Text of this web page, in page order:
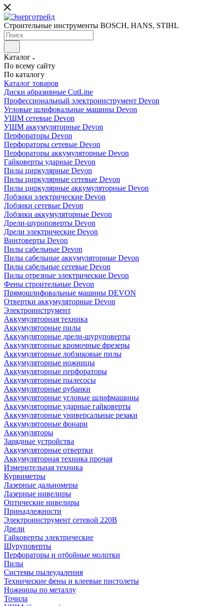
Строительные инструменты BOSCH, HANS, STIHL
Каталог
По всему сайту
По каталогу
Каталог товаров
Диски абразивные CutLine
Профессиональный электроинструмент Devon
Угловые шлифовальные машины Devon
УШМ сетевые Devon
УШМ аккумуляторные Devon
Перфораторы Devon
Перфораторы сетевые Devon
Перфораторы аккумуляторные Devon
Гайковерты ударные Devon
Пилы циркулярные Devon
Пилы циркулярные сетевые Devon
Пилы циркулярные аккумуляторные Devon
Лобзики электрические Devon
Лобзики сетевые Devon
Лобзики аккумуляторные Devon
Дрели-шуроповерты Devon
Дрели электрические Devon
Винтоверты Devon
Пилы сабельные Devon
Пилы сабельные аккумуляторные Devon
Пилы сабельные сетевые Devon
Пилы отрезные электрические Devon
Фены строительные Devon
Прямошлифовальные машины DEVON
Отвертки аккумуляторные Devon
Электроинструмент
Аккумуляторная техника
Аккумуляторные пилы
Аккумуляторные дрели-шуруповерты
Аккумуляторные кромочные фрезеры
Аккумуляторные лобзиковые пилы
Аккумуляторные ножницы
Аккумуляторные перфораторы
Аккумуляторные пылесосы
Аккумуляторные рубанки
Аккумуляторные угловые шлифмашины
Аккумуляторные ударные гайковерты
Аккумуляторные универсальные резаки
Аккумуляторные фонари
Аккумуляторы
Зарядные устройства
Аккумуляторные отвертки
Аккумуляторная техника прочая
Измерительная техника
Курвиметры
Лазерные дальномеры
Лазерные нивелиры
Оптические нивелиры
Принадлежности
Электроинструмент сетевой 220В
Дрели
Гайковерты электрические
Шуруповерты
Перфораторы и отбойные молотки
Пилы
Системы пылеудаления
Технические фены и клеевые пистолеты
Ножницы по металлу
Точила